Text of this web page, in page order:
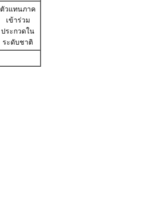
ตัวแทนภาค
เข้าร่วม
ประกวดใน
ระดับชาติ